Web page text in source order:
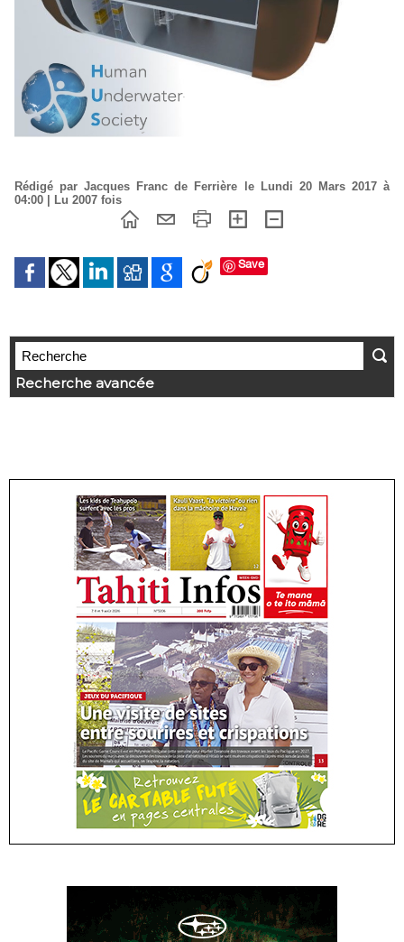
Rédigé par Jacques Franc de Ferrière le Lundi 20 Mars 2017 à
04:00 | Lu 2007 fois
Save
Recherche avancée